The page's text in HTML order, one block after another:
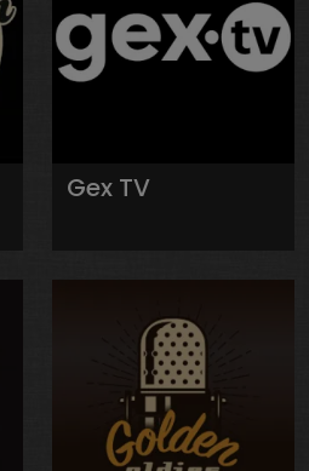
Gex TV